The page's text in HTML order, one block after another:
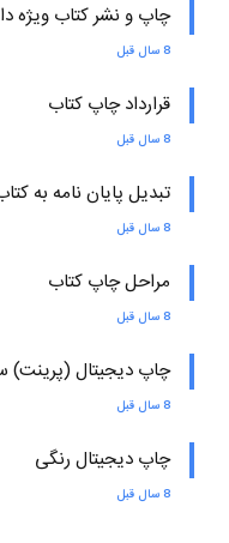
چاپ و نشر کتاب ویژه
8 سال قبل
قرارداد چاپ کتاب
8 سال قبل
تبدیل پایان نامه به
8 سال قبل
مراحل چاپ کتاب
8 سال قبل
چاپ دیجیتال (پرینت)
8 سال قبل
چاپ دیجیتال رنگی
8 سال قبل